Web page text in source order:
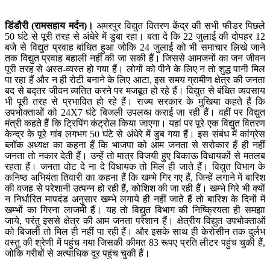
डिंडौरी (रामसहाय मर्दन)। अमरपुर विद्युत वितरण केंद्र की सभी फीडर पिछले
50 घंटे से पूरी तरह से अंधेरे में डुबा रहा। बता दे कि 22 जुलाई की दोपहर 12
बजे से विद्युत प्रवाह बांधित हुआ जोकि 24 जुलाई को भी समाचार लिखे जाने
तक विद्युत प्रवाह बहाली नहीं की जा सकी हैं। जिससे आमजनों का जन जीवन
पूरी तरह से अस्त-व्यस्त हो गया हैं। लोगों को पीने के लिए न तो शुद्ध पानी मिल
पा रहा हैं और न ही रोटी बनाने के लिए आटा, इस समय ग्रामीण क्षेत्र की जनता
बद से बद्तर जीवन व्यतित करने पर मजबूत हो रहे हैं। विद्युत से बंधित व्यवसाय
भी पूरी तरह से प्रभावित हो रहे हैं। राज्य सरकार के मुखिया कहते हैं कि
उपभोक्ताओं को 24X7 घंटे बिजली उपलब्ध कराई जा रही हैं। वहीं पर विद्युत
मंत्री कहते हैं कि ट्रिपिंग कंट्रोल किया जाएगा। यहां पर पूरे एक विद्युत वितरण
केन्द्र के पूरे गांव लगभग 50 घंटे से अंधेरे में डुब गया हैं। इस संबंध में कांग्रेस
ब्लॉक अध्यक्ष का कहना हैं कि भाजपा को आम जनता से सरोकार हैं ही नहीं
जनता तो नकार देती हैं। उन्हें तो मात्र विजयी हुए बिकाऊ विधायकों से मतलब
रहता हैं। जनता वोट दे ना दे विधायक तो मिल ही जाते हैं। विद्युत विभाग के
कनिष्ठ अभियंता तिवारी का कहना हैं कि खम्भे गिर गए हैं, जिन्हें लगाने में बारिश
की वजह से परेशानी उत्पन्न हो रही हैं, कोशिश की जा रही हैं। खम्भे गिरे भी क्यों
न निर्धारित मापदंड अनुसार खम्भे लगाये ही नहीं जाते हैं तो बारिश के दिनों में
खम्भों का गिरना लाजमी हैं। यह तो विद्युत विभाग की निष्क्रियता ही समझा
जाये, परंतु इससे क्षेत्र की आम जनता परेशान हैं। क्षेत्रीय विद्युत उपभोक्ताओं
को बिजली तो मिल ही नहीं पा रही हैं। और इसके साथ ही केरोसीन तक दुर्लभ
वस्तु की श्रेणी में पहुंच गया जिसकी कीमत 83 रूपए प्रति लीटर पहुंच चुकी हैं,
जोकि गरीबों से अत्याधिक दूर पहुंच चुकी हैं।